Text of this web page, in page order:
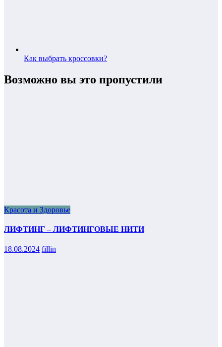
Как выбрать кроссовки?
Возможно вы это пропустили
Красота и Здоровье
ЛИФТИНГ – ЛИФТИНГОВЫЕ НИТИ
18.08.2024 fillin